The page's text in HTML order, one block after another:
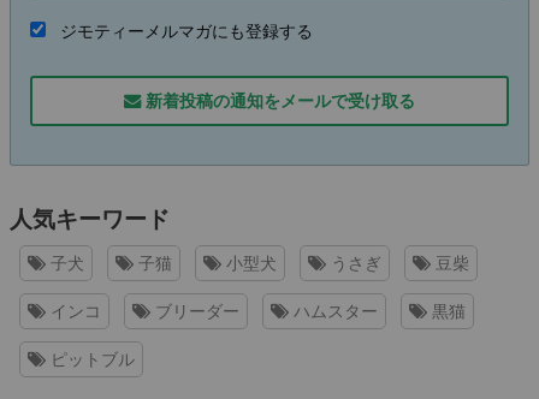
ジモティーメルマガにも登録する
新着投稿の通知をメールで受け取る
人気キーワード
子犬 子猫 小型犬 うさぎ 豆柴
インコ ブリーダー ハムスター 黒猫
ピットブル